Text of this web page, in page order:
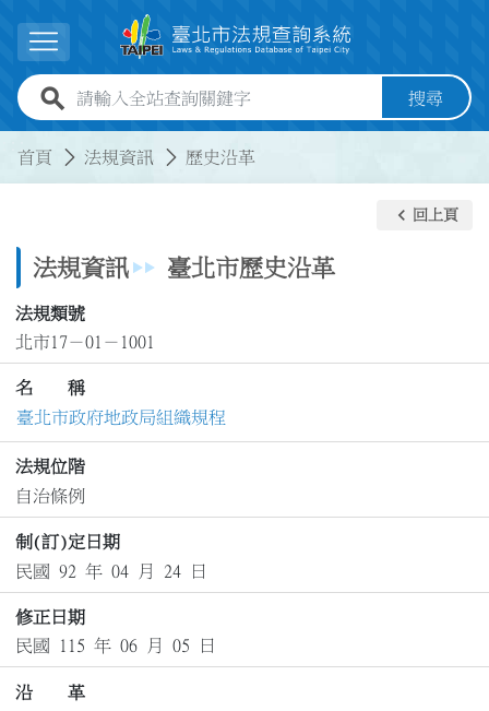
展開選單
全站查詢關鍵字欄位 搜尋
首頁 法規資訊 歷史沿革
法規資訊 臺北市歷史沿革
keyboard_arrow_left 回上頁
法規類號
北市17－01－1001
名 稱
臺北市政府地政局組織規程
法規位階
自治條例
制(訂)定日期
民國 92 年 04 月 24 日
修正日期
民國 115 年 06 月 05 日
沿 革